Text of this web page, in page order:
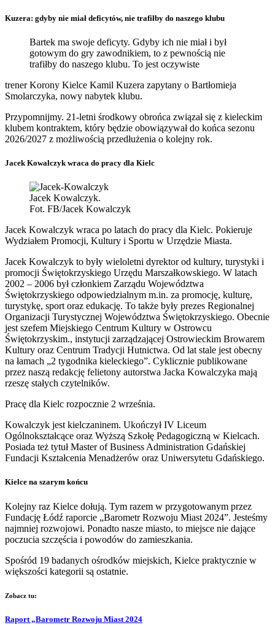
Kuzera: gdyby nie miał deficytów, nie trafiłby do naszego klubu
Bartek ma swoje deficyty. Gdyby ich nie miał i był
gotowym do gry zawodnikiem, to z pewnością nie
trafiłby do naszego klubu. To jest oczywiste
trener Korony Kielce Kamil Kuzera zapytany o Bartłomieja
Smolarczyka, nowy nabytek klubu.
Przypomnijmy. 21-letni środkowy obrońca związał się z kieleckim
klubem kontraktem, który będzie obowiązywał do końca sezonu
2026/2027 z możliwością przedłużenia o kolejny rok.
Jacek Kowalczyk wraca do pracy dla Kielc
Jacek Kowalczyk.
Fot. FB/Jacek Kowalczyk
Jacek Kowalczyk wraca po latach do pracy dla Kielc. Pokieruje
Wydziałem Promocji, Kultury i Sportu w Urzędzie Miasta.
Jacek Kowalczyk to były wieloletni dyrektor od kultury, turystyki i
promocji Świętokrzyskiego Urzędu Marszałkowskiego. W latach
2002 – 2006 był członkiem Zarządu Województwa
Świętokrzyskiego odpowiedzialnym m.in. za promocję, kulturę,
turystykę, sport oraz edukację. To także były prezes Regionalnej
Organizacji Turystycznej Województwa Świętokrzyskiego. Obecnie
jest szefem Miejskiego Centrum Kultury w Ostrowcu
Świętokrzyskim., instytucji zarządzającej Ostrowieckim Browarem
Kultury oraz Centrum Tradycji Hutnictwa. Od lat stale jest obecny
na łamach „2 tygodnika kieleckiego”. Cyklicznie publikowane
przez naszą redakcję felietony autorstwa Jacka Kowalczyka mają
rzeszę stałych czytelników.
Pracę dla Kielc rozpocznie 2 września.
Kowalczyk jest kielczaninem. Ukończył IV Liceum
Ogólnokształcące oraz Wyższą Szkołę Pedagogiczną w Kielcach.
Posiada też tytuł Master of Business Administration Gdańskiej
Fundacji Kształcenia Menadżerów oraz Uniwersytetu Gdańskiego.
Kielce na szarym końcu
Kolejny raz Kielce dołują. Tym razem w przygotowanym przez
Fundację Łódź raporcie „Barometr Rozwoju Miast 2024”. Jesteśmy
najmniej rozwojowi. Ponadto nasze miasto, to miejsce nie dające
poczucia szczęścia i powodów do zamieszkania.
Spośród 19 badanych ośrodków miejskich, Kielce praktycznie w
większości kategorii są ostatnie.
Zobacz tu:
Raport „Barometr Rozwoju Miast 2024